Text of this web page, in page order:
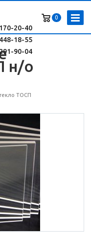
0
170-20-40
448-18-55
90-04
н/о
ТОСП